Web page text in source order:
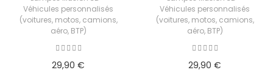
Véhicules personnalisés
(voitures, motos, camions,
aéro, BTP)
29,90 €
Véhicules personnalisés
(voitures, motos, camions,
aéro, BTP)
29,90 €